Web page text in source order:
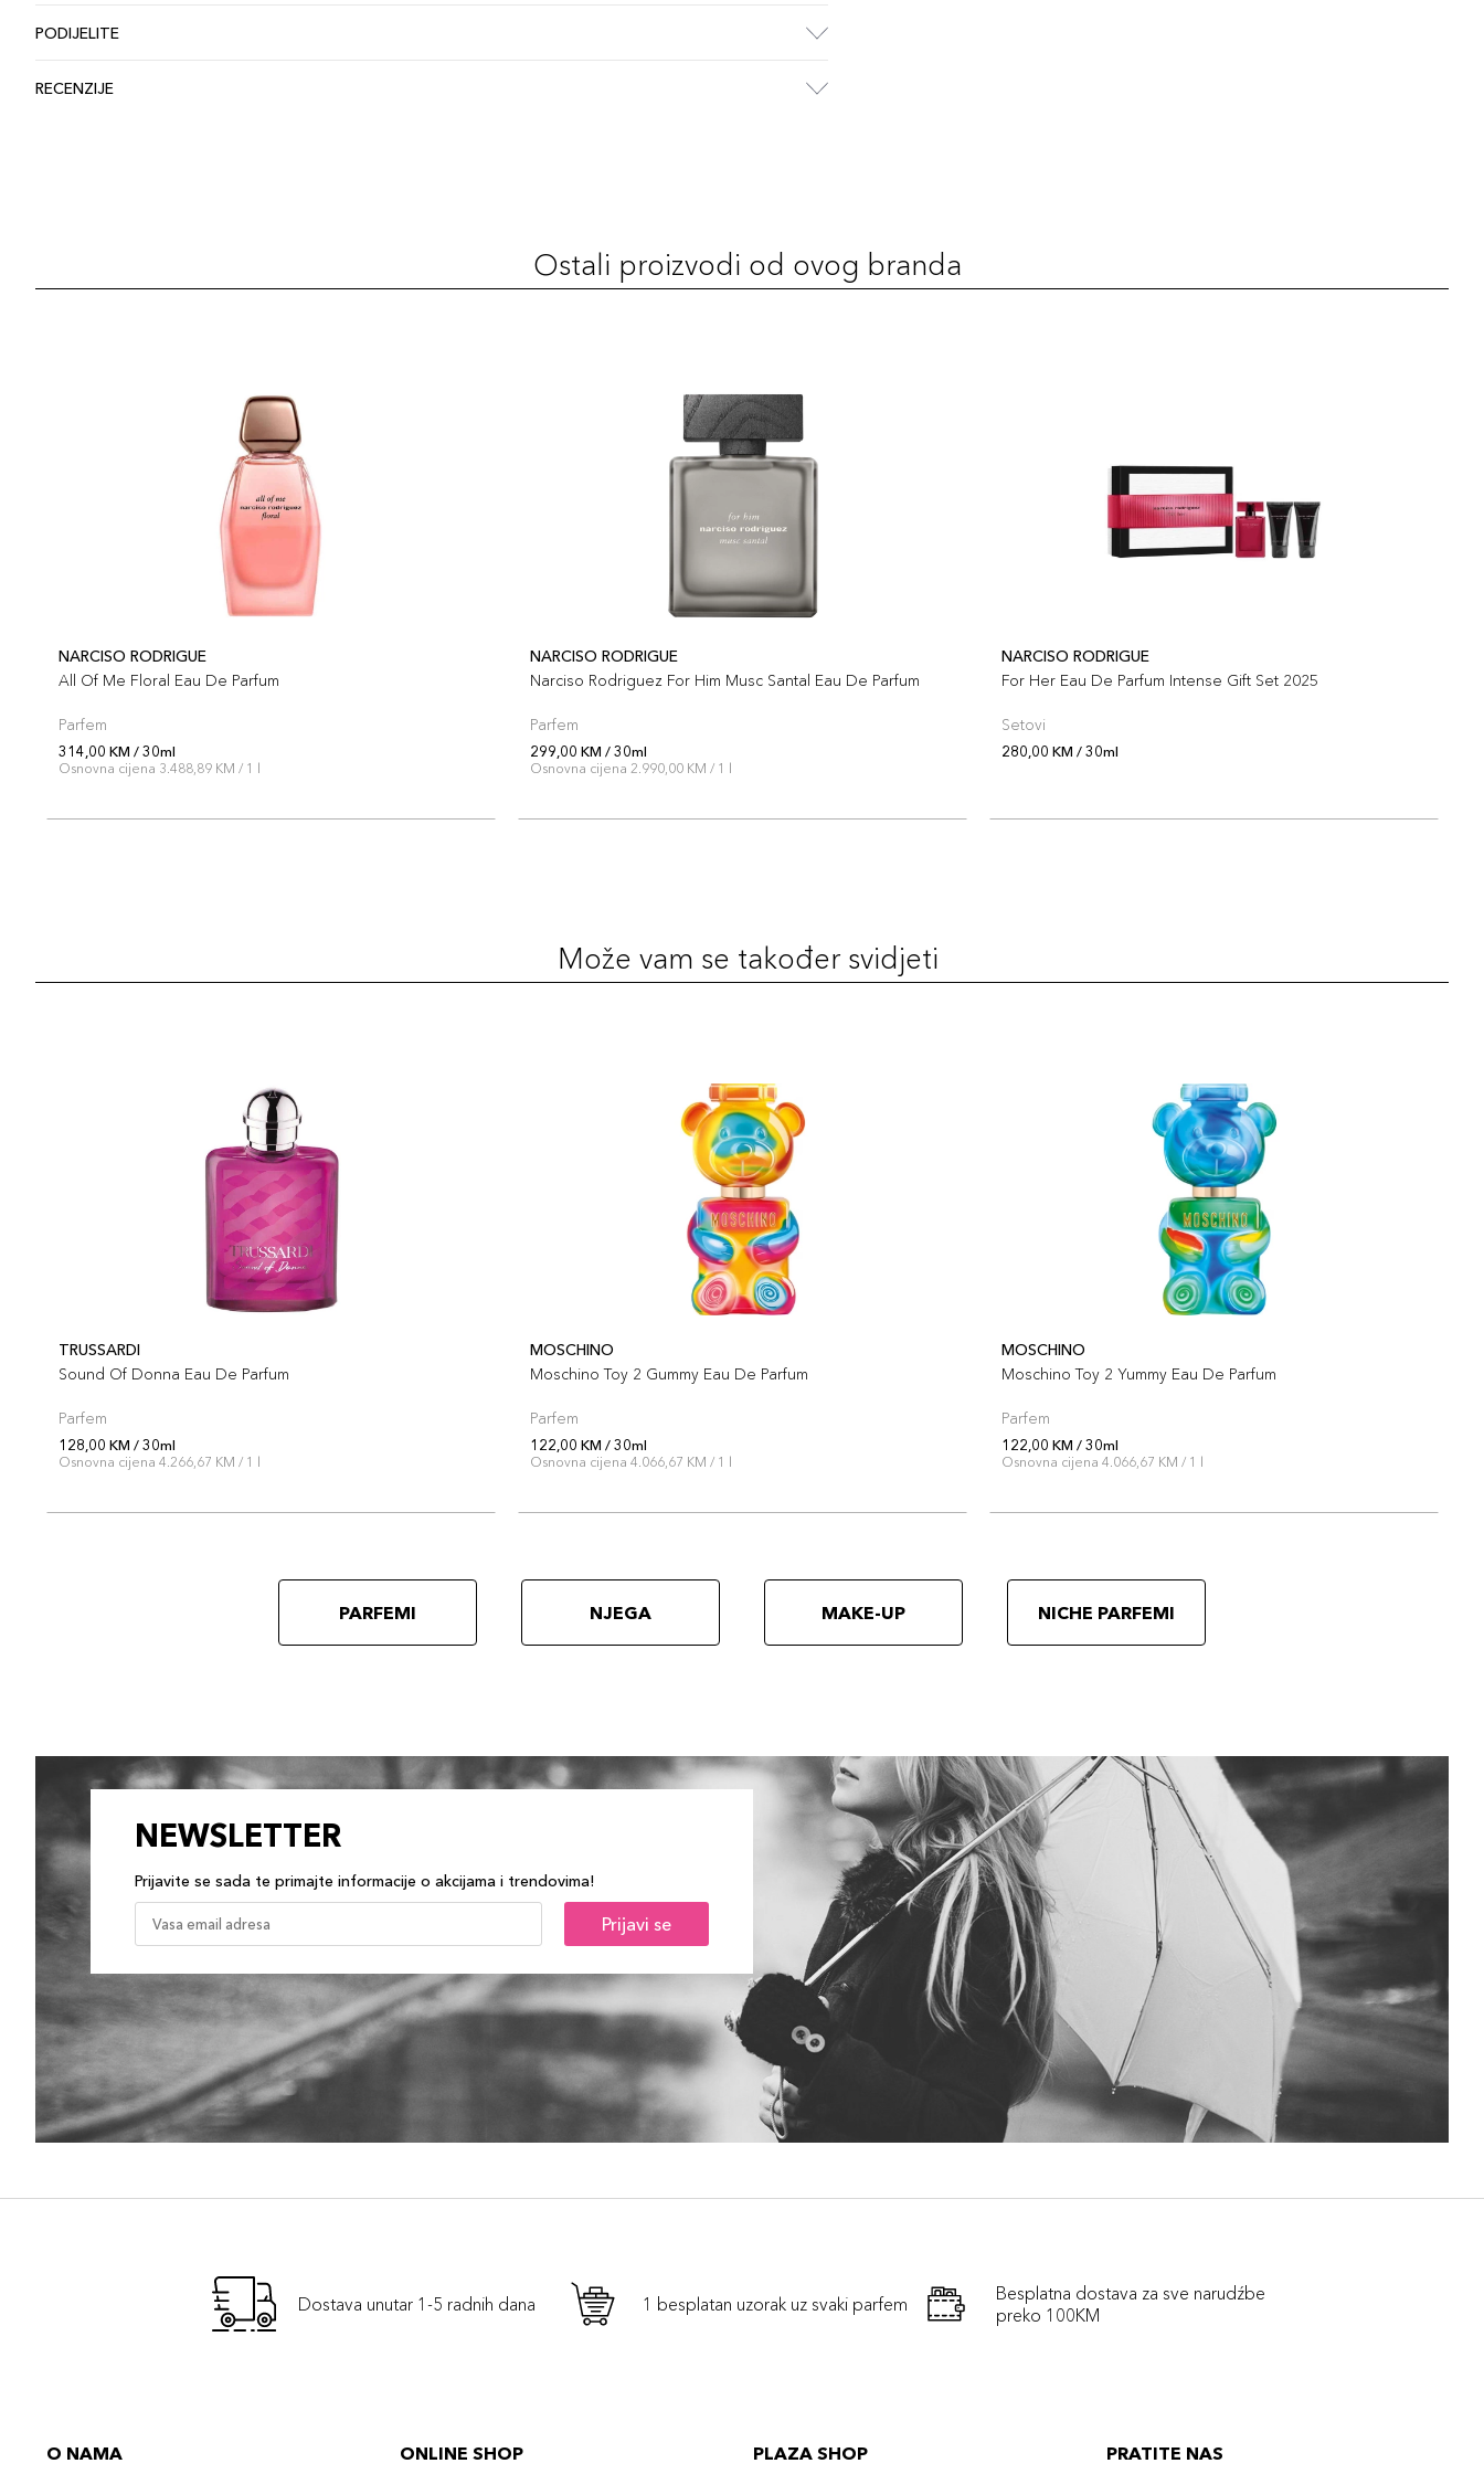
PODIJELITE
RECENZIJE
Ostali proizvodi od ovog branda
NARCISO RODRIGUE
All Of Me Floral Eau De Parfum
Parfem
314,00 KM / 30ml
Osnovna cijena 3.488,89 KM / 1 l
NARCISO RODRIGUE
Narciso Rodriguez For Him Musc Santal Eau De Parfum
Parfem
299,00 KM / 30ml
Osnovna cijena 2.990,00 KM / 1 l
NARCISO RODRIGUE
For Her Eau De Parfum Intense Gift Set 2025
Setovi
280,00 KM / 30ml
Može vam se također svidjeti
TRUSSARDI
Sound Of Donna Eau De Parfum
Parfem
128,00 KM / 30ml
Osnovna cijena 4.266,67 KM / 1 l
MOSCHINO
Moschino Toy 2 Gummy Eau De Parfum
Parfem
122,00 KM / 30ml
Osnovna cijena 4.066,67 KM / 1 l
MOSCHINO
Moschino Toy 2 Yummy Eau De Parfum
Parfem
122,00 KM / 30ml
Osnovna cijena 4.066,67 KM / 1 l
PARFEMI NJEGA MAKE-UP NICHE PARFEMI
NEWSLETTER
Prijavite se sada te primajte informacije o akcijama i trendovima!
Prijavi se
Dostava unutar 1-5 radnih dana 1 besplatan uzorak uz svaki parfem
Besplatna dostava za sve narudźbe
preko 100KM
O NAMA ONLINE SHOP PLAZA SHOP PRATITE NAS